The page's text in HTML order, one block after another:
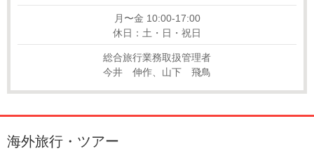
月〜金 10:00-17:00
休日：土・日・祝日
総合旅行業務取扱管理者
今井 伸作、山下 飛鳥
海外旅行・ツアー